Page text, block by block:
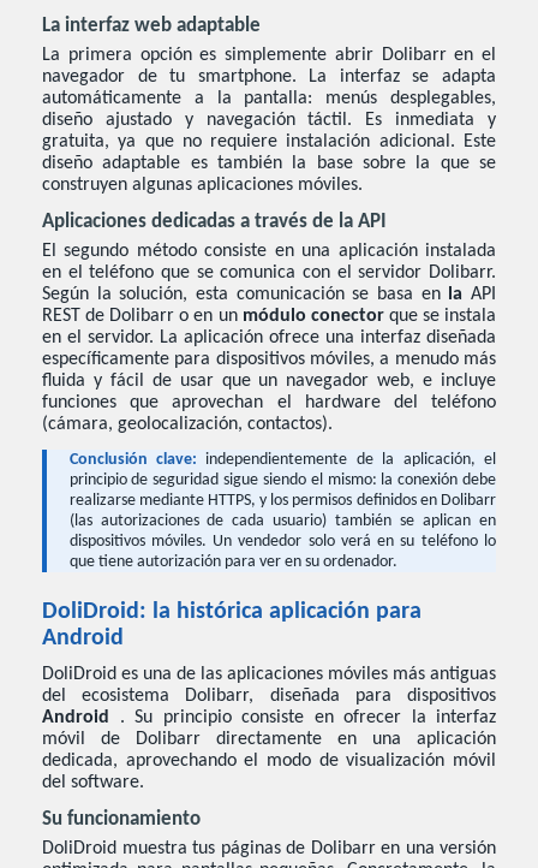
La interfaz web adaptable
La primera opción es simplemente abrir Dolibarr en el
navegador de tu smartphone. La interfaz se adapta
automáticamente a la pantalla: menús desplegables,
diseño ajustado y navegación táctil. Es inmediata y
gratuita, ya que no requiere instalación adicional. Este
diseño adaptable es también la base sobre la que se
construyen algunas aplicaciones móviles.
Aplicaciones dedicadas a través de la API
El segundo método consiste en una aplicación instalada
en el teléfono que se comunica con el servidor Dolibarr.
Según la solución, esta comunicación se basa en laAPI
REST de Dolibarr o en un módulo conector que se instala
en el servidor. La aplicación ofrece una interfaz diseñada
específicamente para dispositivos móviles, a menudo más
fluida y fácil de usar que un navegador web, e incluye
funciones que aprovechan el hardware del teléfono
(cámara, geolocalización, contactos).
Conclusión clave:independientemente de la aplicación, el
principio de seguridad sigue siendo el mismo: la conexión debe
realizarse mediante HTTPS, y los permisos definidos en Dolibarr
(las autorizaciones de cada usuario) también se aplican en
dispositivos móviles. Un vendedor solo verá en su teléfono lo
que tiene autorización para ver en su ordenador.
DoliDroid: la histórica aplicación para
Android
DoliDroid es una de las aplicaciones móviles más antiguas
del ecosistema Dolibarr, diseñada para dispositivos
Android . Su principio consiste en ofrecer la interfaz
móvil de Dolibarr directamente en una aplicación
dedicada, aprovechando el modo de visualización móvil
del software.
Su funcionamiento
DoliDroid muestra tus páginas de Dolibarr en una versión